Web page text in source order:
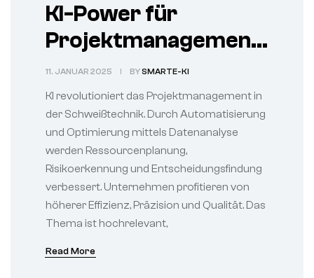
KI-Power für
Projektmanagement:
Schweißtechnik
schweißt effizienter
11. JANUAR 2025 BYSMARTE-KI
KI revolutioniert das Projektmanagement in
der Schweißtechnik. Durch Automatisierung
und Optimierung mittels Datenanalyse
werden Ressourcenplanung,
Risikoerkennung und Entscheidungsfindung
verbessert. Unternehmen profitieren von
höherer Effizienz, Präzision und Qualität. Das
Thema ist hochrelevant,
Read More